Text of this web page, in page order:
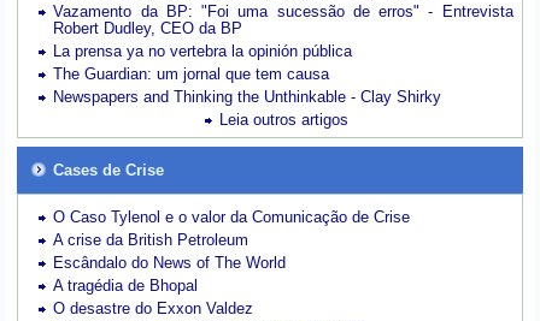
Vazamento da BP: "Foi uma sucessão de erros" - Entrevista
Robert Dudley, CEO da BP
La prensa ya no vertebra la opinión pública
The Guardian: um jornal que tem causa
Newspapers and Thinking the Unthinkable - Clay Shirky
Leia outros artigos
Cases de Crise
O Caso Tylenol e o valor da Comunicação de Crise
A crise da British Petroleum
Escândalo do News of The World
A tragédia de Bhopal
O desastre do Exxon Valdez